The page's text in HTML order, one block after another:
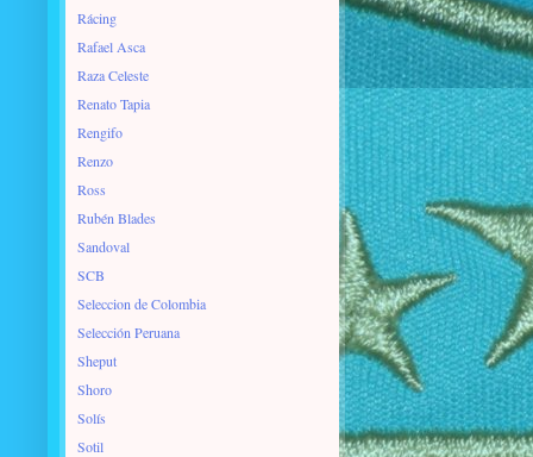
Rácing
Rafael Asca
Raza Celeste
Renato Tapia
Rengifo
Renzo
Ross
Rubén Blades
Sandoval
SCB
Seleccion de Colombia
Selección Peruana
Sheput
Shoro
Solís
Sotil